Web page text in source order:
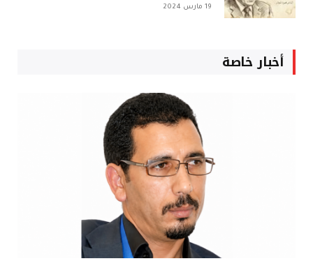
19 مارس 2024
أخبار خاصة